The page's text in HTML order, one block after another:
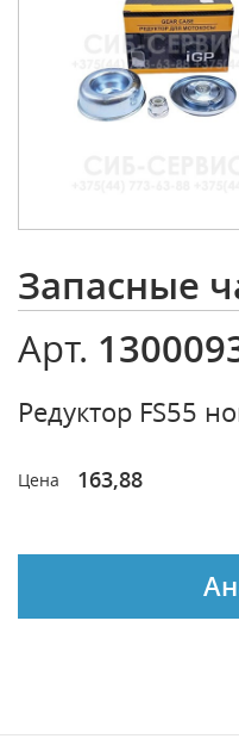
Запасные
Арт.
Редуктор FS55
Цена 163,88